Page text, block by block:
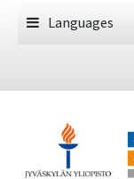
Languages